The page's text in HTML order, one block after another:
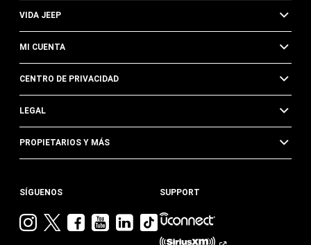
VIDA JEEP
MI CUENTA
CENTRO DE PRIVACIDAD
LEGAL
PROPIETARIOS Y MÁS
SÍGUENOS
VisitaVisitaVisitaVisitaVisita
Jeep
Visita
Jeep
SUPPORT